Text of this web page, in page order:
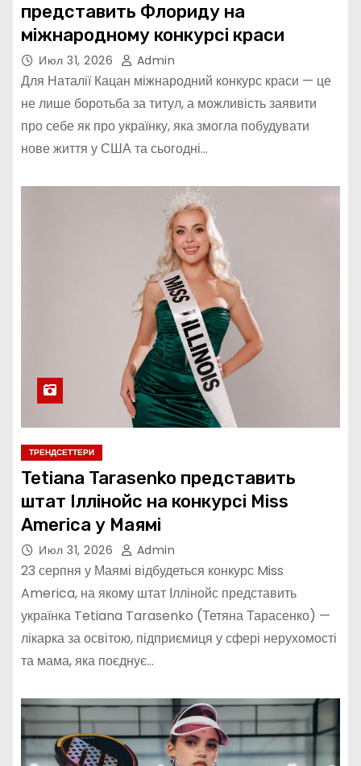
представить Флориду на
міжнародному конкурсі краси
Июл 31, 2026 Admin
Для Наталії Кацан міжнародний конкурс краси — це
не лише боротьба за титул, а можливість заявити
про себе як про українку, яка змогла побудувати
нове життя у США та сьогодні…
ТРЕНДСЕТТЕРИ
Tetiana Tarasenko представить
штат Іллінойс на конкурсі Miss
America у Маямі
Июл 31, 2026 Admin
23 серпня у Маямі відбудеться конкурс Miss
America, на якому штат Іллінойс представить
українка Tetiana Tarasenko (Тетяна Тарасенко) —
лікарка за освітою, підприємиця у сфері нерухомості
та мама, яка поєднує…